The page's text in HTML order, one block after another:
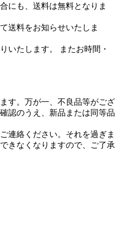
にも、送料は無料となりま
送料をお知らせいたしま
いたします。 またお時間・
す。万が一、不良品等がござ
認のうえ、新品または同等品
連絡ください。それを過ぎま
きなくなりますので、ご了承